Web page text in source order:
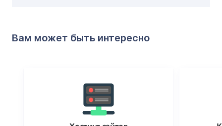
Вам может быть интересно